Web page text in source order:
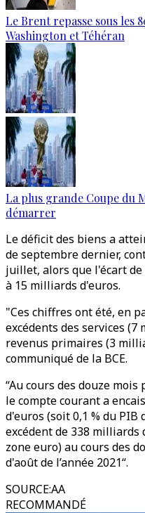
Le Brent repasse sous les
Washington et Téhéran
La plus grande Coupe du
démarrer
Le déficit des biens a
de septembre dernier,
juillet, alors que l'écart
à 15 milliards d'euros.
"Ces chiffres ont été, en
excédents des services
revenus primaires (3
communiqué de la BCE.
“Au cours des douze
le compte courant a
d'euros (soit 0,1 % du PIB
excédent de 338 milliards
zone euro) au cours des
d'août de l’année 2021“.
SOURCE:AA
RECOMMANDÉ